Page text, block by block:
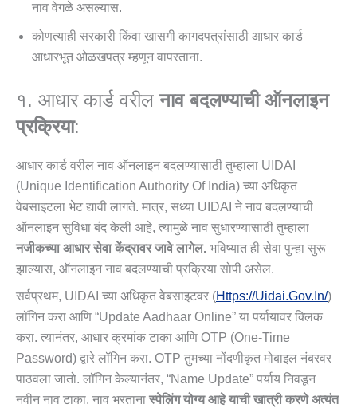
नाव वेगळे असल्यास.
कोणत्याही सरकारी किंवा खासगी कागदपत्रांसाठी आधार कार्ड
आधारभूत ओळखपत्र म्हणून वापरताना.
१. आधार कार्ड वरीलनाव बदलण्याची ऑनलाइन
प्रक्रिया:
आधार कार्ड वरील नाव ऑनलाइन बदलण्यासाठी तुम्हाला UIDAI
(Unique Identification Authority Of India) च्या अधिकृत
वेबसाइटला भेट द्यावी लागते. मात्र, सध्या UIDAI ने नाव बदलण्याची
ऑनलाइन सुविधा बंद केली आहे, त्यामुळे नाव सुधारण्यासाठी तुम्हाला
नजीकच्या आधार सेवा केंद्रावर जावे लागेल. भविष्यात ही सेवा पुन्हा सुरू
झाल्यास, ऑनलाइन नाव बदलण्याची प्रक्रिया सोपी असेल.
सर्वप्रथम, UIDAI च्या अधिकृत वेबसाइटवर (Https://uidai.gov.in/)
लॉगिन करा आणि “Update Aadhaar Online” या पर्यायावर क्लिक
करा. त्यानंतर, आधार क्रमांक टाका आणि OTP (One-Time
Password) द्वारे लॉगिन करा. OTP तुमच्या नोंदणीकृत मोबाइल नंबरवर
पाठवला जातो. लॉगिन केल्यानंतर, “Name Update” पर्याय निवडून
नवीन नाव टाका. नाव भरताना स्पेलिंग योग्य आहे याची खात्री करणे अत्यंत